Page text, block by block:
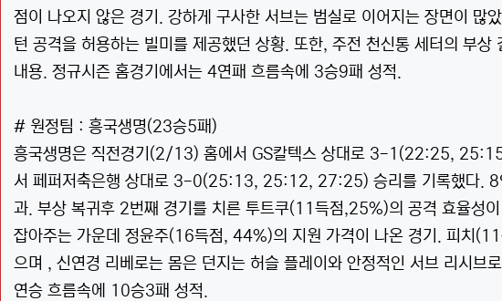
점이 나오지 않은 경기. 강하게 구사한 서브는 범실로 이어지는 장면이 많
턴 공격을 허용하는 빌미를 제공했던 상황. 또한, 주전 천신통 세터의 부
내용. 정규시즌 홈경기에서는 4연패 흐름속에 3승9패 성적.
# 원정팀 : 흥국생명(23승5패)
흥국생명은 직전경기(2/13) 홈에서 GS칼텍스 상대로 3-1(22:25,
서 페퍼저축은행 상대로 3-0(25:13, 25:12, 27:25) 승리를 기록했다.
과. 부상 복귀후 2번째 경기를 치른 투트쿠(11득점,25%)의 공격 효율성
잡아주는 가운데 정윤주(16득점, 44%)의 지원 가격이 나온 경기. 피치
으며 , 신연경 리베로는 몸은 던지는 허슬 플레이와 안정적인 서브 리시브
연승 흐름속에 10승3패 성적.